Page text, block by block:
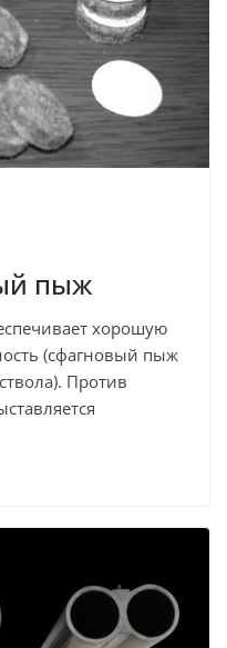
пыж
хорошую
(сфагновый пыж
Против